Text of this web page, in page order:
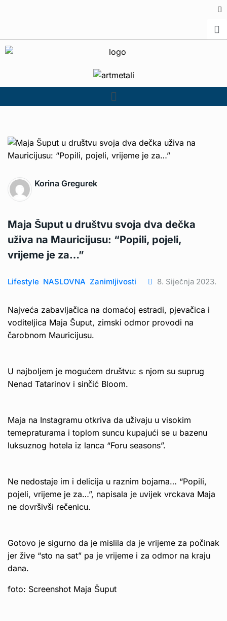
Korina Gregurek
Maja Šuput u društvu svoja dva dečka
uživa na Mauricijusu: “Popili, pojeli,
vrijeme je za…”
Lifestyle NASLOVNA Zanimljivosti 8. Siječnja 2023.
Najveća zabavljačica na domaćoj estradi, pjevačica i
voditeljica Maja Šuput, zimski odmor provodi na
čarobnom Mauricijusu.
U najboljem je mogućem društvu: s njom su suprug
Nenad Tatarinov i sinčić Bloom.
Maja na Instagramu otkriva da uživaju u visokim
temepraturama i toplom suncu kupajući se u bazenu
luksuznog hotela iz lanca “Foru seasons”.
Ne nedostaje im i delicija u raznim bojama… “Popili,
pojeli, vrijeme je za…”, napisala je uvijek vrckava Maja
ne dovršivši rečenicu.
Gotovo je sigurno da je mislila da je vrijeme za počinak
jer žive “sto na sat” pa je vrijeme i za odmor na kraju
dana.
foto: Screenshot Maja Šuput